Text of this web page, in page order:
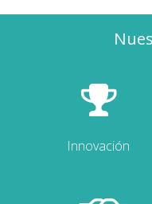
Innovación